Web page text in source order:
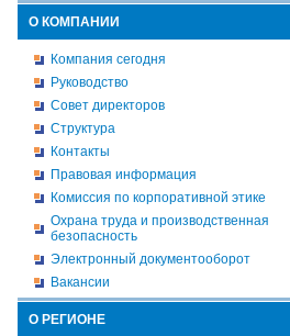
О КОМПАНИИ
Компания сегодня
Руководство
Совет директоров
Структура
Контакты
Правовая информация
Комиссия по корпоративной этике
Охрана труда и производственная
безопасность
Электронный документооборот
Вакансии
О РЕГИОНЕ